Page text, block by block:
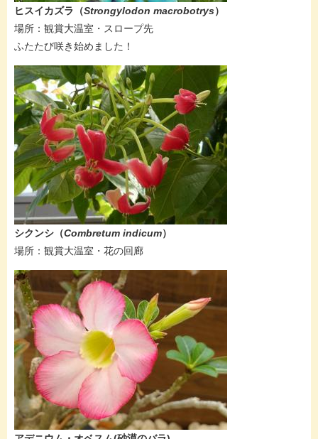
​​​​ヒスイカズラ（Strongylodon macrobotrys）
​場所：観賞大温室・スロープ先
​ふたたび咲き始めました！
シクンシ（Combretum indicum​）
場所：​観賞大温室・花の回廊